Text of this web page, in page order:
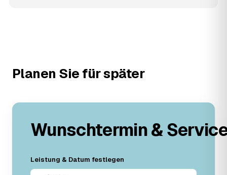
Planen Sie für später
Wunschtermin &
Leistung & Datum festlegen